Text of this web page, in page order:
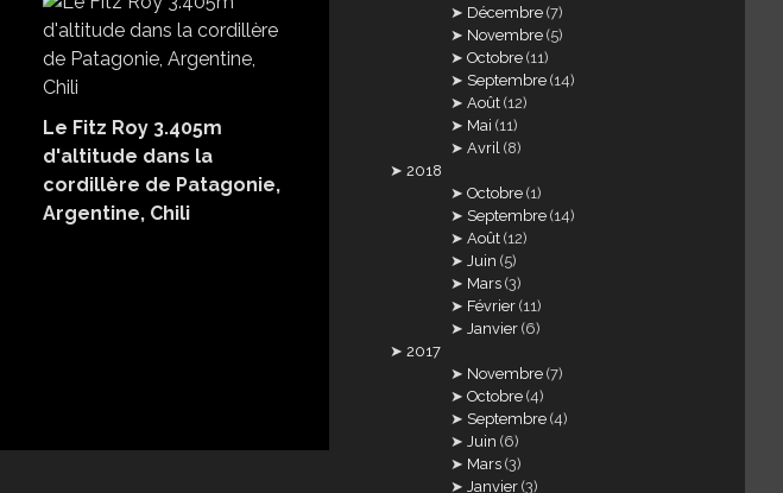
Le Fitz Roy 3.405m
d'altitude dans la
cordillère de Patagonie,
Argentine, Chili
Décembre (7)
Novembre (5)
Octobre (11)
Septembre (14)
Août (12)
Mai (11)
Avril (8)
2018
Octobre (1)
Septembre (14)
Août (12)
Juin (5)
Mars (3)
Février (11)
Janvier (6)
2017
Novembre (7)
Octobre (4)
Septembre (4)
Juin (6)
Mars (3)
Janvier (3)